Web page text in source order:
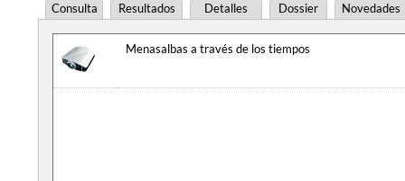
Consulta Resultados Detalles Dossier Novedades
Menasalbas a través de los tiempos